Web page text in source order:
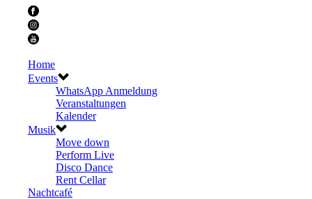
Home
Events
WhatsApp Anmeldung
Veranstaltungen
Kalender
Musik
Move down
Perform Live
Disco Dance
Rent Cellar
Nachtcafé